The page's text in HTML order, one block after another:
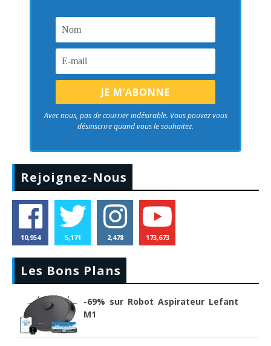
Avec nous, pas de courrier indésirable. Vous pouvez vous
désinscrire quand vous le souhaitez.
Rejoignez-Nous
10,954 5,171 2,478 173,673
Les Bons Plans
-69% sur Robot Aspirateur Lefant
M1